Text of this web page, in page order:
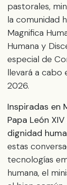
pastorales,
la comunidad
Magnifica
Humana y
especial de
llevará a cabo
2026.
Inspiradas en
Papa León
dignidad
estas
tecnologías
humana, el